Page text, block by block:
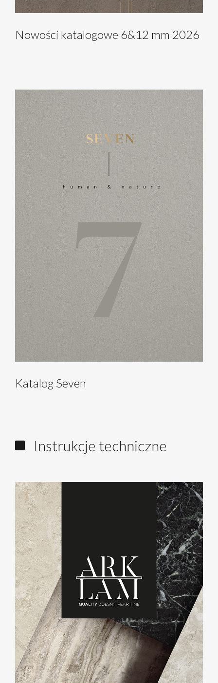
Nowości katalogowe 6&12 mm 2026
Katalog Seven
Instrukcje techniczne